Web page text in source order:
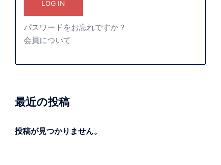
パスワードをお忘れですか？
会員について
最近の投稿
投稿が見つかりません。